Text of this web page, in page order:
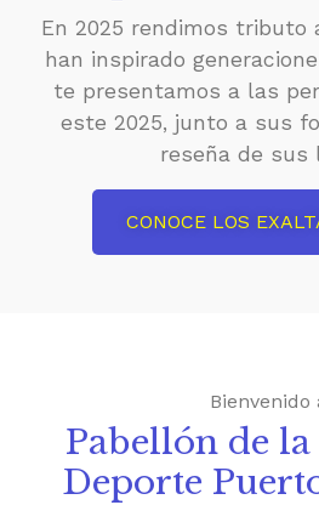
En 2025 rendimos tributo
han inspirado
te presentamos a las
este 2025, junto a sus
reseña de sus
CONOCE LOS
Bienvenido
Pabellón de
Deporte